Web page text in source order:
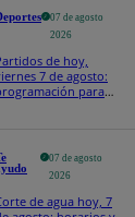
07 de agosto
2026
de hoy,
7 de agosto:
para
07 de agosto
2026
de agua hoy, 7